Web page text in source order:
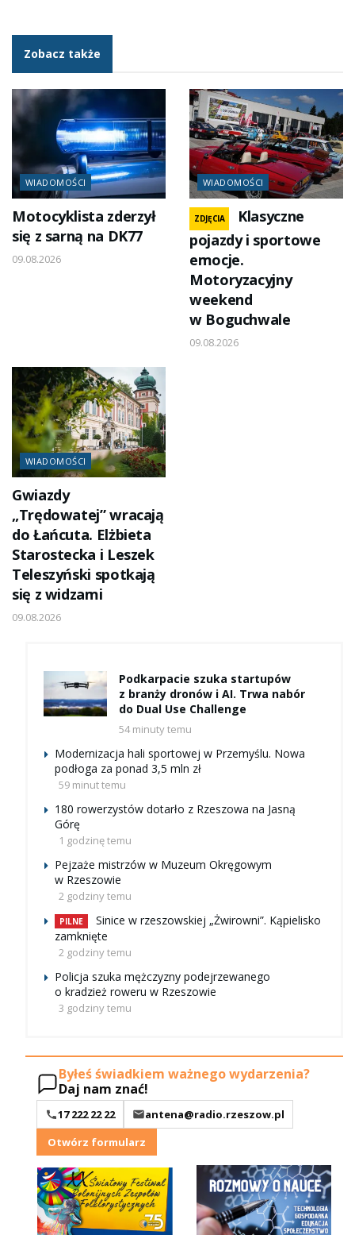
Zobacz także
WIADOMOŚCI
Motocyklista zderzył
się z sarną na DK77
09.08.2026
WIADOMOŚCI
ZDJĘCIA
Klasyczne
pojazdy i sportowe
emocje.
Motoryzacyjny
weekend
w Boguchwale
09.08.2026
WIADOMOŚCI
Gwiazdy
„Trędowatej” wracają
do Łańcuta. Elżbieta
Starostecka i Leszek
Teleszyński spotkają
się z widzami
09.08.2026
Podkarpacie szuka startupów
z branży dronów i AI. Trwa nabór
do Dual Use Challenge
54 minuty temu
Modernizacja hali sportowej w Przemyślu. Nowa
podłoga za ponad 3,5 mln zł
59 minut temu
180 rowerzystów dotarło z Rzeszowa na Jasną
Górę
1 godzinę temu
Pejzaże mistrzów w Muzeum Okręgowym
w Rzeszowie
2 godziny temu
PILNE
Sinice w rzeszowskiej „Żwirowni”. Kąpielisko
zamknięte
2 godziny temu
Policja szuka mężczyzny podejrzewanego
o kradzież roweru w Rzeszowie
3 godziny temu
Byłeś świadkiem ważnego wydarzenia?
Daj nam znać!
17 222 22 22
antena@radio.rzeszow.pl
Otwórz formularz